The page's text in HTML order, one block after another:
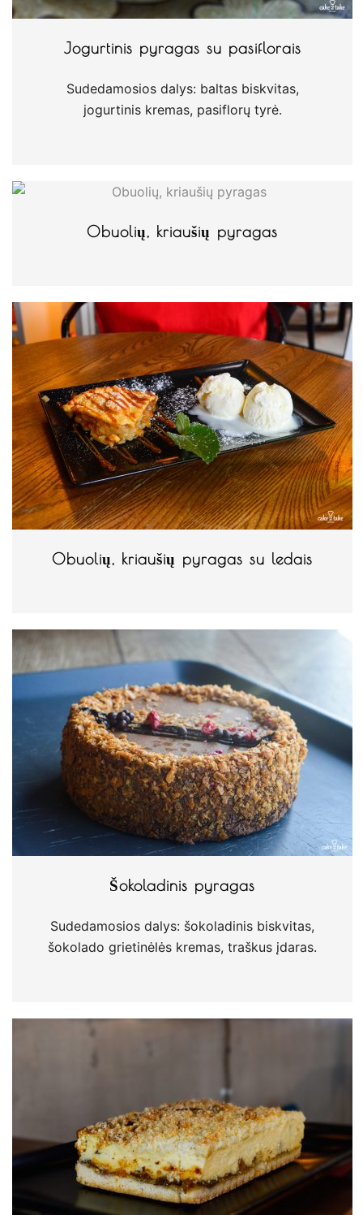
Jogurtinis pyragas su pasiflorais
Sudedamosios dalys: baltas biskvitas,
jogurtinis kremas, pasiflorų tyrė.
Obuolių, kriaušių pyragas
Obuolių, kriaušių pyragas su ledais
Šokoladinis pyragas
Sudedamosios dalys: šokoladinis biskvitas,
šokolado grietinėlės kremas, traškus įdaras.